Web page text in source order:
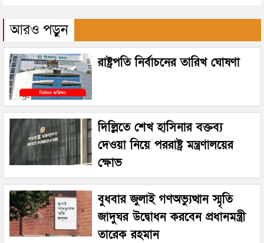
আরও পড়ুন
রাষ্ট্রপতি নির্বাচনের তারিখ ঘোষণা
দিল্লিতে শেখ হাসিনার বক্তব্য
দেওয়া নিয়ে পররাষ্ট্র মন্ত্রণালয়ের
ক্ষোভ
বুধবার জুলাই গণঅভ্যুত্থান স্মৃতি
জাদুঘর উদ্বোধন করবেন প্রধানমন্ত্রী
তারেক রহমান